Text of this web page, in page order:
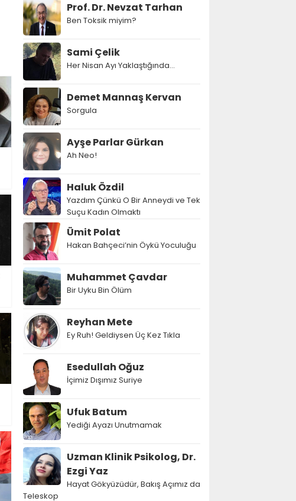
Prof. Dr. Nevzat Tarhan
Ben Toksik miyim?
Sami Çelik
Her Nisan Ayı Yaklaştığında...
Demet Mannaş Kervan
Sorgula
Ayşe Parlar Gürkan
Ah Neo!
Haluk Özdil
Yazdım Çünkü O Bir Anneydi ve Tek
Suçu Kadın Olmaktı
Ümit Polat
Hakan Bahçeci’nin Öykü Yoculuğu
Muhammet Çavdar
Bir Uyku Bin Ölüm
Reyhan Mete
Ey Ruh! Geldiysen Üç Kez Tıkla
Esedullah Oğuz
İçimiz Dışımız Suriye
Ufuk Batum
Yediği Ayazı Unutmamak
Uzman Klinik Psikolog, Dr.
Ezgi Yaz
Hayat Gökyüzüdür, Bakış Açımız da
Teleskop